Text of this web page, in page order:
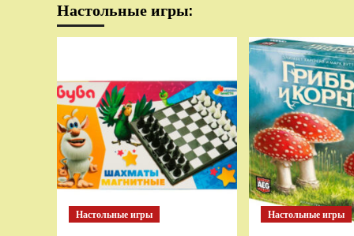
Настольные игры:
Настольные игры Настольные игры